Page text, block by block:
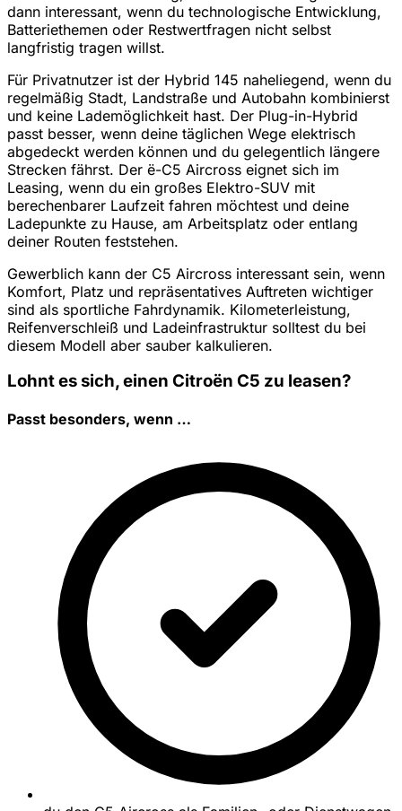
dann interessant, wenn du technologische Entwicklung,
Batteriethemen oder Restwertfragen nicht selbst
langfristig tragen willst.
Für Privatnutzer ist der Hybrid 145 naheliegend, wenn du
regelmäßig Stadt, Landstraße und Autobahn kombinierst
und keine Lademöglichkeit hast. Der Plug-in-Hybrid
passt besser, wenn deine täglichen Wege elektrisch
abgedeckt werden können und du gelegentlich längere
Strecken fährst. Der ë-C5 Aircross eignet sich im
Leasing, wenn du ein großes Elektro-SUV mit
berechenbarer Laufzeit fahren möchtest und deine
Ladepunkte zu Hause, am Arbeitsplatz oder entlang
deiner Routen feststehen.
Gewerblich kann der C5 Aircross interessant sein, wenn
Komfort, Platz und repräsentatives Auftreten wichtiger
sind als sportliche Fahrdynamik. Kilometerleistung,
Reifenverschleiß und Ladeinfrastruktur solltest du bei
diesem Modell aber sauber kalkulieren.
Lohnt es sich, einen Citroën C5 zu leasen?
Passt besonders, wenn …